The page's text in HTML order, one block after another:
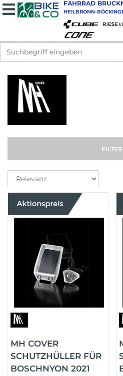
FAHRRAD
HEILBRONN-
FILTER
MH COVER
SCHUTZHÜLLER FÜR
BOSCHNYON 2021